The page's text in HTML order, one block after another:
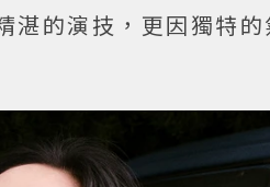
的演技，更因獨特